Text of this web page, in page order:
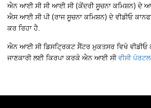
ਐਨ ਆਈ ਸੀ ਸੀ ਆਈ ਸੀ (ਕੇਂਦਰੀ ਸੂਚਨਾ ਕਮਿਸ਼ਨ) ਦੇ
ਐਸ ਆਈ ਸੀ ਪੀ (ਰਾਜ ਸੂਚਨਾ ਕਮਿਸ਼ਨ) ਦੇ ਵੀਡੀਓ
ਕਰ ਰਿਹਾ ਹੈ.
ਐਨ ਆਈ ਸੀ ਡਿਸਟ੍ਰਿਕਟ ਸੈਂਟਰ ਮੁਕਤਸਰ ਵਿਖੇ ਵੀਡੀਓ
ਜਾਣਕਾਰੀ ਲਈ ਕਿਰਪਾ ਕਰਕੇ ਐਨ ਆਈ ਸੀਵੀਸੀ